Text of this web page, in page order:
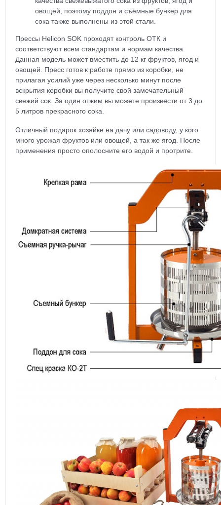
овощей, поэтому поддон и съёмные бункер для
сока также выполнены из этой стали.
Прессы Helicon SOK проходят контроль ОТК и
соответствуют всем стандартам и нормам качества.
Данная модель может вместить до 12 кг фруктов, ягод и
овощей. Пресс готов к работе прямо из коробки, не
прилагая усилий уже через несколько минут после
вскрытия коробки вы получите свой замечательный
свежий сок. За один отжим вы можете произвести от 3 до
5 литров прекрасного сока.
Отличный подарок хозяйке на дачу или садоводу, у кого
много урожая фруктов или овощей, а так же ягод. После
применения просто ополосните его водой и протрите.